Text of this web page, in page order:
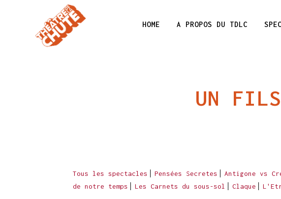
HOME A PROPOS DU TDLC
UN
Tous les spectacles Pensées Secretes Antigone vs
de notre temps
Les Carnets du sous-sol Claque